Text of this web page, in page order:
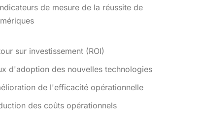
de mesure de la réussite de
sur investissement (ROI)
d'adoption des nouvelles technologies
de l'efficacité opérationnelle
des coûts opérationnels